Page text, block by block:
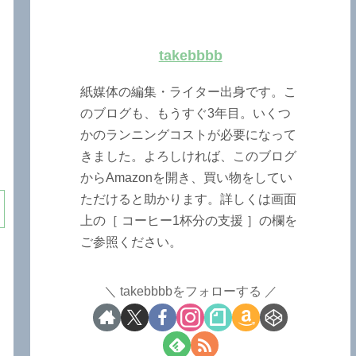
takebbbb
紙媒体の編集・ライター出身です。こ
のブログも、もうすぐ3年目。いくつ
かのランニングコストが必要になって
きました。よろしければ、このブログ
からAmazonを開き、買い物をしてい
ただけると助かります。詳しくは画面
上の［ コーヒー1杯分の支援 ］の欄を
ご参照ください。
takebbbbをフォローする